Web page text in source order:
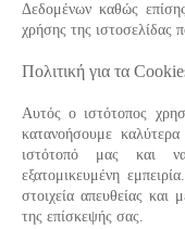
Δεδομένων καθώς
χρήσης της ιστοσελίδας
Πολιτική για τα
Αυτός ο ιστότοπος
κατανοήσουμε
ιστότοπό μας και
εξατομικευμένη
στοιχεία απευθείας
της επίσκεψής σας.